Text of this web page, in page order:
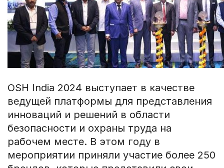
OSH India 2024 выступает в качестве
ведущей платформы для представления
инноваций и решений в области
безопасности и охраны труда на
рабочем месте. В этом году в
мероприятии приняли участие более 250